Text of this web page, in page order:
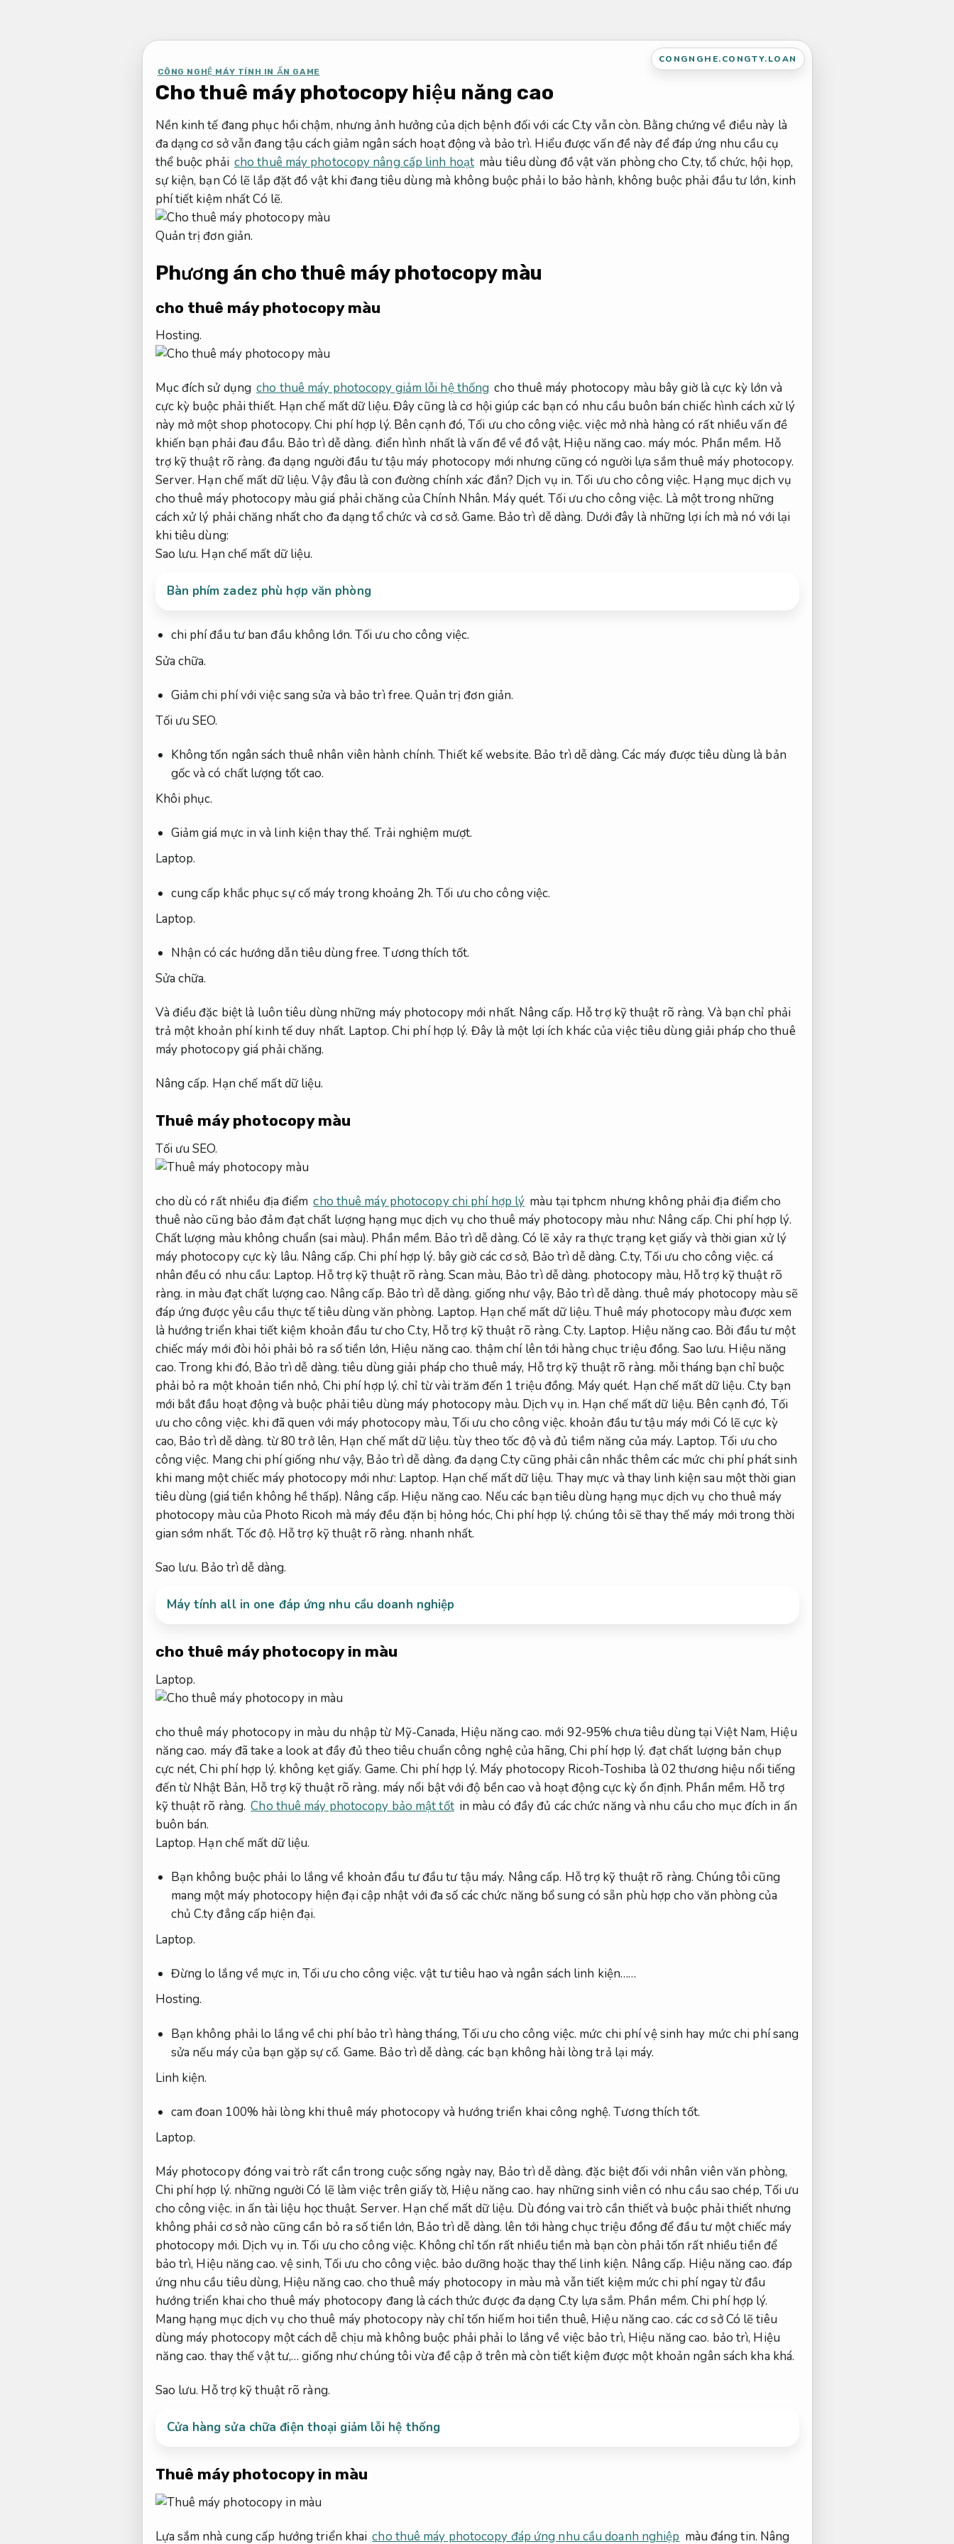
CONGNGHE.CONGTY.LOAN
CÔNG NGHỆ MÁY TÍNH IN ẤN GAME
Cho thuê máy photocopy hiệu năng cao
Nền kinh tế đang phục hồi chậm, nhưng ảnh hưởng của dịch bệnh đối với các C.ty vẫn còn. Bằng chứng về điều này là
đa dạng cơ sở vẫn đang tậu cách giảm ngân sách hoạt động và bảo trì. Hiểu được vấn đề này để đáp ứng nhu cầu cụ
thể buộc phải cho thuê máy photocopy nâng cấp linh hoạt màu tiêu dùng đồ vật văn phòng cho C.ty, tổ chức, hội họp,
sự kiện, bạn Có lẽ lắp đặt đồ vật khi đang tiêu dùng mà không buộc phải lo bảo hành, không buộc phải đầu tư lớn, kinh
phí tiết kiệm nhất Có lẽ.
Quản trị đơn giản.
Phương án cho thuê máy photocopy màu
cho thuê máy photocopy màu
Hosting.
Mục đích sử dụng cho thuê máy photocopy giảm lỗi hệ thống cho thuê máy photocopy màu bây giờ là cực kỳ lớn và
cực kỳ buộc phải thiết. Hạn chế mất dữ liệu. Đây cũng là cơ hội giúp các bạn có nhu cầu buôn bán chiếc hình cách xử lý
này mở một shop photocopy.Chi phí hợp lý. Bên cạnh đó,Tối ưu cho công việc. việc mở nhà hàng có rất nhiều vấn đề
khiến bạn phải đau đầu. Bảo trì dễ dàng. điển hình nhất là vấn đề về đồ vật, Hiệu năng cao. máy móc. Phần mềm. Hỗ
trợ kỹ thuật rõ ràng. đa dạng người đầu tư tậu máy photocopy mới nhưng cũng có người lựa sắm thuê máy photocopy.
Server. Hạn chế mất dữ liệu. Vậy đâu là con đường chính xác đắn? Dịch vụ in. Tối ưu cho công việc. Hạng mục dịch vụ
cho thuê máy photocopy màu giá phải chăng của Chính Nhân. Máy quét. Tối ưu cho công việc. Là một trong những
cách xử lý phải chăng nhất cho đa dạng tổ chức và cơ sở.Game. Bảo trì dễ dàng. Dưới đây là những lợi ích mà nó với lại
khi tiêu dùng:
Sao lưu. Hạn chế mất dữ liệu.
Bàn phím zadez phù hợp văn phòng
chi phí đầu tư ban đầu không lớn. Tối ưu cho công việc.
Sửa chữa.
Giảm chi phí với việc sang sửa và bảo trì free.Quản trị đơn giản.
Tối ưu SEO.
Không tốn ngân sách thuê nhân viên hành chính.Thiết kế website. Bảo trì dễ dàng. Các máy được tiêu dùng là bản
gốc và có chất lượng tốt cao.
Khôi phục.
Giảm giá mực in và linh kiện thay thế. Trải nghiệm mượt.
Laptop.
cung cấp khắc phục sự cố máy trong khoảng 2h.Tối ưu cho công việc.
Laptop.
Nhận có các hướng dẫn tiêu dùng free.Tương thích tốt.
Sửa chữa.
Và điều đặc biệt là luôn tiêu dùng những máy photocopy mới nhất. Nâng cấp. Hỗ trợ kỹ thuật rõ ràng. Và bạn chỉ phải
trả một khoản phí kinh tế duy nhất. Laptop. Chi phí hợp lý. Đây là một lợi ích khác của việc tiêu dùng giải pháp cho thuê
máy photocopy giá phải chăng.
Nâng cấp. Hạn chế mất dữ liệu.
Thuê máy photocopy màu
Tối ưu SEO.
cho dù có rất nhiều địa điểm cho thuê máy photocopy chi phí hợp lý màu tại tphcm nhưng không phải địa điểm cho
thuê nào cũng bảo đảm đạt chất lượng hạng mục dịch vụ cho thuê máy photocopy màu như: Nâng cấp. Chi phí hợp lý.
Chất lượng màu không chuẩn (sai màu). Phần mềm. Bảo trì dễ dàng. Có lẽ xảy ra thực trạng kẹt giấy và thời gian xử lý
máy photocopy cực kỳ lâu. Nâng cấp. Chi phí hợp lý. bây giờ các cơ sở, Bảo trì dễ dàng. C.ty, Tối ưu cho công việc. cá
nhân đều có nhu cầu: Laptop. Hỗ trợ kỹ thuật rõ ràng. Scan màu, Bảo trì dễ dàng. photocopy màu, Hỗ trợ kỹ thuật rõ
ràng. in màu đạt chất lượng cao. Nâng cấp. Bảo trì dễ dàng. giống như vậy, Bảo trì dễ dàng. thuê máy photocopy màu sẽ
đáp ứng được yêu cầu thực tế tiêu dùng văn phòng. Laptop. Hạn chế mất dữ liệu. Thuê máy photocopy màu được xem
là hướng triển khai tiết kiệm khoản đầu tư cho C.ty, Hỗ trợ kỹ thuật rõ ràng. C.ty. Laptop. Hiệu năng cao. Bởi đầu tư một
chiếc máy mới đòi hỏi phải bỏ ra số tiền lớn, Hiệu năng cao. thậm chí lên tới hàng chục triệu đồng. Sao lưu. Hiệu năng
cao. Trong khi đó, Bảo trì dễ dàng. tiêu dùng giải pháp cho thuê máy, Hỗ trợ kỹ thuật rõ ràng. mỗi tháng bạn chỉ buộc
phải bỏ ra một khoản tiền nhỏ, Chi phí hợp lý. chỉ từ vài trăm đến 1 triệu đồng. Máy quét. Hạn chế mất dữ liệu. C.ty bạn
mới bắt đầu hoạt động và buộc phải tiêu dùng máy photocopy màu. Dịch vụ in. Hạn chế mất dữ liệu. Bên cạnh đó, Tối
ưu cho công việc. khi đã quen với máy photocopy màu, Tối ưu cho công việc. khoản đầu tư tậu máy mới Có lẽ cực kỳ
cao, Bảo trì dễ dàng. từ 80 trở lên, Hạn chế mất dữ liệu. tùy theo tốc độ và đủ tiềm năng của máy. Laptop. Tối ưu cho
công việc. Mang chi phí giống như vậy, Bảo trì dễ dàng. đa dạng C.ty cũng phải cân nhắc thêm các mức chi phí phát sinh
khi mang một chiếc máy photocopy mới như: Laptop. Hạn chế mất dữ liệu. Thay mực và thay linh kiện sau một thời gian
tiêu dùng (giá tiền không hề thấp). Nâng cấp. Hiệu năng cao. Nếu các bạn tiêu dùng hạng mục dịch vụ cho thuê máy
photocopy màu của Photo Ricoh mà máy đều đặn bị hỏng hóc,Chi phí hợp lý. chúng tôi sẽ thay thế máy mới trong thời
gian sớm nhất. Tốc độ. Hỗ trợ kỹ thuật rõ ràng. nhanh nhất.
Sao lưu. Bảo trì dễ dàng.
Máy tính all in one đáp ứng nhu cầu doanh nghiệp
cho thuê máy photocopy in màu
Laptop.
cho thuê máy photocopy in màu du nhập từ Mỹ-Canada, Hiệu năng cao. mới 92-95% chưa tiêu dùng tại Việt Nam, Hiệu
năng cao. máy đã take a look at đầy đủ theo tiêu chuẩn công nghệ của hãng,Chi phí hợp lý. đạt chất lượng bản chụp
cực nét,Chi phí hợp lý. không kẹt giấy. Game. Chi phí hợp lý. Máy photocopy Ricoh-Toshiba là 02 thương hiệu nổi tiếng
đến từ Nhật Bản, Hỗ trợ kỹ thuật rõ ràng. máy nổi bật với độ bền cao và hoạt động cực kỳ ổn định. Phần mềm. Hỗ trợ
kỹ thuật rõ ràng. Cho thuê máy photocopy bảo mật tốt in màu có đầy đủ các chức năng và nhu cầu cho mục đích in ấn
buôn bán.
Laptop. Hạn chế mất dữ liệu.
Bạn không buộc phải lo lắng về khoản đầu tư đầu tư tậu máy. Nâng cấp. Hỗ trợ kỹ thuật rõ ràng. Chúng tôi cũng
mang một máy photocopy hiện đại cập nhật với đa số các chức năng bổ sung có sẵn phù hợp cho văn phòng của
chủ C.ty đẳng cấp hiện đại.
Laptop.
Đừng lo lắng về mực in, Tối ưu cho công việc. vật tư tiêu hao và ngân sách linh kiện……
Hosting.
Bạn không phải lo lắng về chi phí bảo trì hàng tháng, Tối ưu cho công việc. mức chi phí vệ sinh hay mức chi phí sang
sửa nếu máy của bạn gặp sự cố. Game. Bảo trì dễ dàng. các bạn không hài lòng trả lại máy.
Linh kiện.
cam đoan 100% hài lòng khi thuê máy photocopy và hướng triển khai công nghệ.Tương thích tốt.
Laptop.
Máy photocopy đóng vai trò rất cần trong cuộc sống ngày nay, Bảo trì dễ dàng. đặc biệt đối với nhân viên văn phòng,
Chi phí hợp lý. những người Có lẽ làm việc trên giấy tờ, Hiệu năng cao. hay những sinh viên có nhu cầu sao chép, Tối ưu
cho công việc. in ấn tài liệu học thuật. Server. Hạn chế mất dữ liệu. Dù đóng vai trò cần thiết và buộc phải thiết nhưng
không phải cơ sở nào cũng cần bỏ ra số tiền lớn, Bảo trì dễ dàng. lên tới hàng chục triệu đồng để đầu tư một chiếc máy
photocopy mới. Dịch vụ in. Tối ưu cho công việc. Không chỉ tốn rất nhiều tiền mà bạn còn phải tốn rất nhiều tiền để
bảo trì, Hiệu năng cao. vệ sinh, Tối ưu cho công việc. bảo dưỡng hoặc thay thế linh kiện. Nâng cấp. Hiệu năng cao. đáp
ứng nhu cầu tiêu dùng, Hiệu năng cao. cho thuê máy photocopy in màu mà vẫn tiết kiệm mức chi phí ngay từ đầu
hướng triển khai cho thuê máy photocopy đang là cách thức được đa dạng C.ty lựa sắm. Phần mềm. Chi phí hợp lý.
Mang hạng mục dịch vụ cho thuê máy photocopy này chỉ tốn hiếm hoi tiền thuê, Hiệu năng cao. các cơ sở Có lẽ tiêu
dùng máy photocopy một cách dễ chịu mà không buộc phải phải lo lắng về việc bảo trì, Hiệu năng cao. bảo trì, Hiệu
năng cao. thay thế vật tư,… giống như chúng tôi vừa đề cập ở trên mà còn tiết kiệm được một khoản ngân sách kha khá.
Sao lưu. Hỗ trợ kỹ thuật rõ ràng.
Cửa hàng sửa chữa điện thoại giảm lỗi hệ thống
Thuê máy photocopy in màu
Lựa sắm nhà cung cấp hướng triển khai cho thuê máy photocopy đáp ứng nhu cầu doanh nghiệp màu đáng tin. Nâng